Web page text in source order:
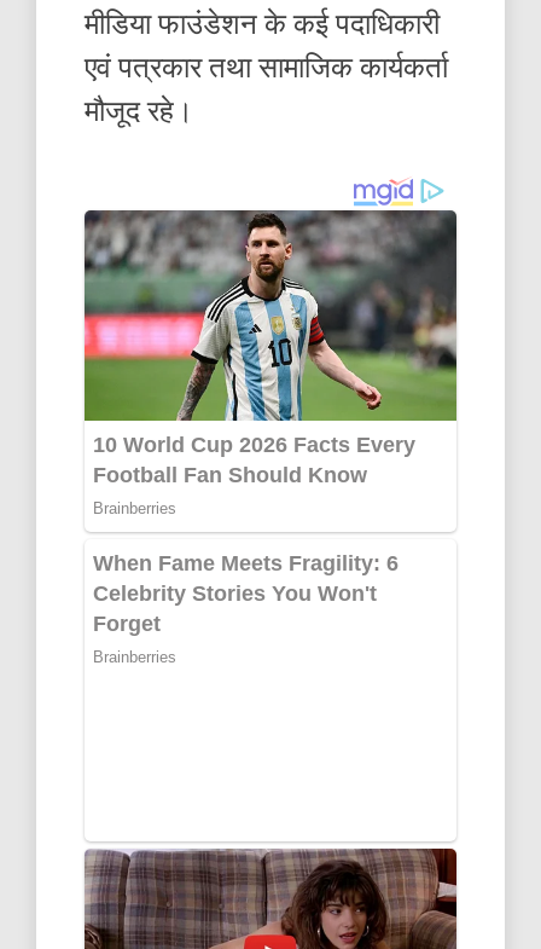
मीडिया फाउंडेशन के कई पदाधिकारी
एवं पत्रकार तथा सामाजिक कार्यकर्ता
मौजूद रहे।